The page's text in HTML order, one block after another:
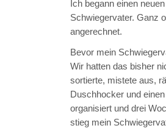
Ich begann einen
Schwiegervater. Ganz
angerechnet.
Bevor mein
Wir hatten das bisher
sortierte, mistete aus,
Duschhocker und
organisiert und drei
stieg mein